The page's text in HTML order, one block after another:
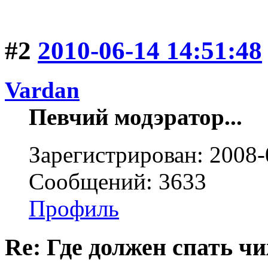
#2 2010-06-14 14:51:48
Vardan
Певчий модэратор...
Зарегистрирован:
Сообщений: 3633
Профиль
Re: Где должен спать